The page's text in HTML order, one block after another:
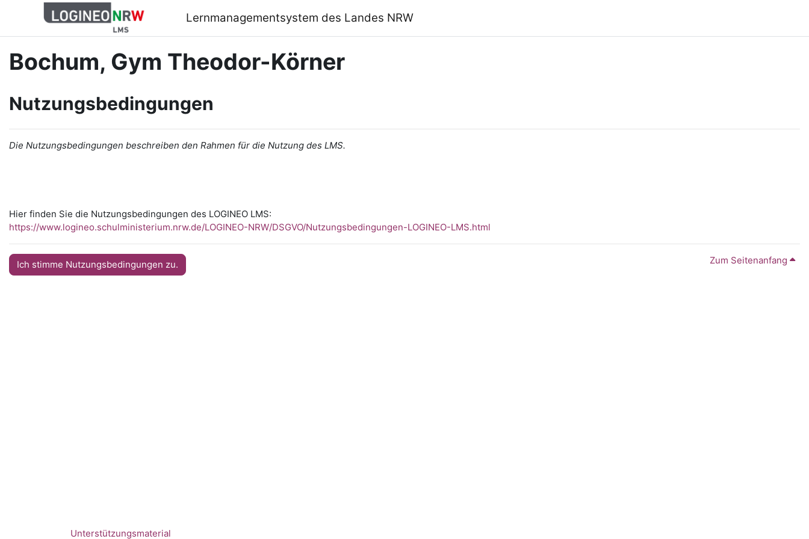
Zum Hauptinhalt
Lernmanagementsystem des Landes NRW
Bochum, Gym Theodor-Körner
Nutzungsbedingungen
Die Nutzungsbedingungen beschreiben den Rahmen für die Nutzung des LMS.
Hier finden Sie die Nutzungsbedingungen des LOGINEO LMS:
https://www.logineo.schulministerium.nrw.de/LOGINEO-NRW/DSGVO/Nutzungsbedingungen-LOGINEO-LMS.html
Ich stimme Nutzungsbedingungen zu. Zum Seitenanfang
Unterstützungsmaterial